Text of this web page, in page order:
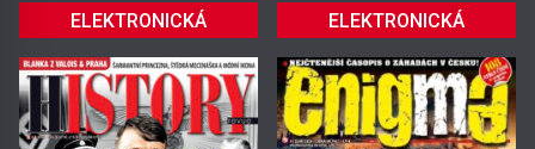
ELEKTRONICKÁ
ELEKTRONICKÁ